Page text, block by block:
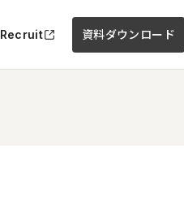
Recruit 資料ダウンロード